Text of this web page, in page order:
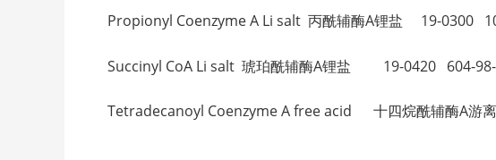
Propionyl Coenzyme A Li salt 丙酰辅酶A锂盐 19-0300
Succinyl CoA Li salt 琥珀酰辅酶A锂盐 19-0420 604-
Tetradecanoyl Coenzyme A free acid 十四烷酰辅酶A